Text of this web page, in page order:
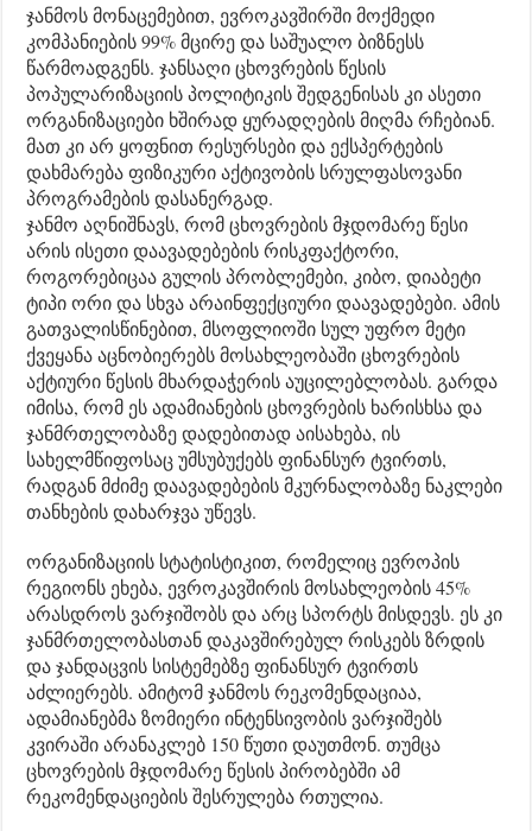
ჯანმოს მონაცემებით, ევროკავშირში მოქმედი
კომპანიების 99% მცირე და საშუალო ბიზნესს
წარმოადგენს. ჯანსაღი ცხოვრების წესის
პოპულარიზაციის პოლიტიკის შედგენისას კი ასეთი
ორგანიზაციები ხშირად ყურადღების მიღმა რჩებიან.
მათ კი არ ყოფნით რესურსები და ექსპერტების
დახმარება ფიზიკური აქტივობის სრულფასოვანი
პროგრამების დასანერგად.
ჯანმო აღნიშნავს, რომ ცხოვრების მჯდომარე წესი
არის ისეთი დაავადებების რისკფაქტორი,
როგორებიცაა გულის პრობლემები, კიბო, დიაბეტი
ტიპი ორი და სხვა არაინფექციური დაავადებები. ამის
გათვალისწინებით, მსოფლიოში სულ უფრო მეტი
ქვეყანა აცნობიერებს მოსახლეობაში ცხოვრების
აქტიური წესის მხარდაჭერის აუცილებლობას. გარდა
იმისა, რომ ეს ადამიანების ცხოვრების ხარისხსა და
ჯანმრთელობაზე დადებითად აისახება, ის
სახელმწიფოსაც უმსუბუქებს ფინანსურ ტვირთს,
რადგან მძიმე დაავადებების მკურნალობაზე ნაკლები
თანხების დახარჯვა უწევს.
ორგანიზაციის სტატისტიკით, რომელიც ევროპის
რეგიონს ეხება, ევროკავშირის მოსახლეობის 45%
არასდროს ვარჯიშობს და არც სპორტს მისდევს. ეს კი
ჯანმრთელობასთან დაკავშირებულ რისკებს ზრდის
და ჯანდაცვის სისტემებზე ფინანსურ ტვირთს
აძლიერებს. ამიტომ ჯანმოს რეკომენდაციაა,
ადამიანებმა ზომიერი ინტენსივობის ვარჯიშებს
კვირაში არანაკლებ 150 წუთი დაუთმონ. თუმცა
ცხოვრების მჯდომარე წესის პირობებში ამ
რეკომენდაციების შესრულება რთულია.